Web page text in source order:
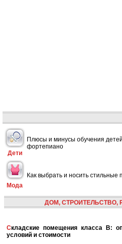
Дети
Плюсы и минусы обучения
фортепиано
Мода
Как выбрать и носить стильные
ДОМ, СТРОИТЕЛЬСТВО,
Складские помещения класса B: оптимальный баланс
условий и стоимости